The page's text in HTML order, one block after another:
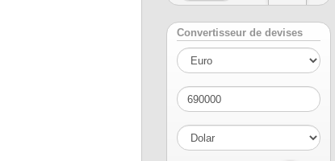
Convertisseur de devises